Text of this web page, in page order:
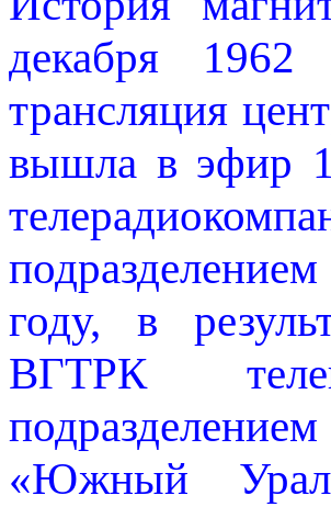
декабря
трансляция
вышла в эфир
году, в
ВГТРК
«Южный